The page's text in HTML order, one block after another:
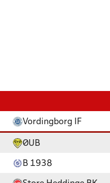
Vordingborg IF
ØUB
B 1938